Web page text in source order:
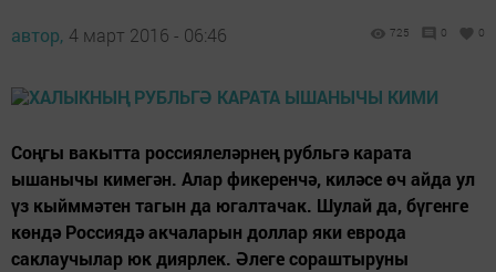
автор, 4 март 2016 - 06:46 725 0 0
Соңгы вакытта россиялеләрнең рубльгә карата
ышанычы кимегән. Алар фикеренчә, киләсе өч айда ул
үз кыйммәтен тагын да югалтачак. Шулай да, бүгенге
көндә Россиядә акчаларын доллар яки еврода
саклаучылар юк диярлек. Әлеге сораштыруны